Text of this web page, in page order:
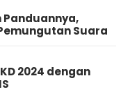
Panduannya,
Suara
2024 dengan